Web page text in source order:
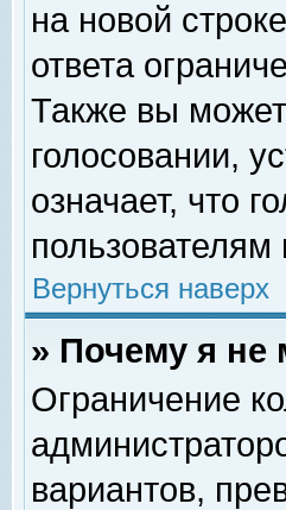
на новой
ответа
Также вы
голосовании,
означает, что
пользователям
Вернуться наверх
» Почему я не
Ограничение
вариантов,